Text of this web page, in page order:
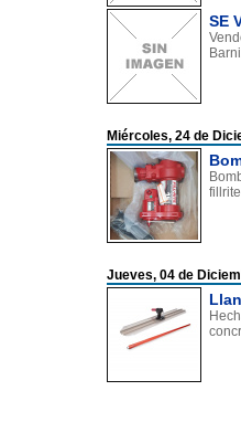
SE
Miércoles, 24 de
fillrite
Jueves, 04 de